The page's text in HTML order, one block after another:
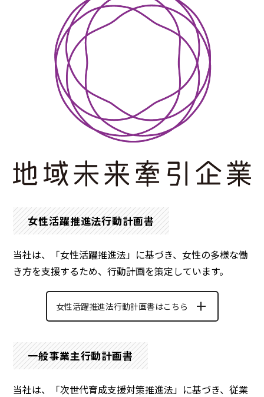
女性活躍推進法行動計画書
当社は、「女性活躍推進法」に基づき、女性の多様な働
き方を支援するため、行動計画を策定しています。
女性活躍推進法行動計画書はこちら
一般事業主行動計画書
当社は、「次世代育成支援対策推進法」に基づき、従業